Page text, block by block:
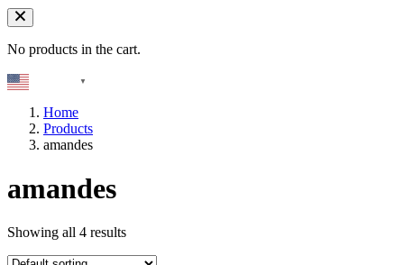
No products in the cart.
▼
Home
Products
amandes
amandes
Showing all 4 results